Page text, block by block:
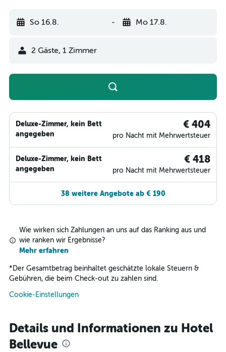
So 16.8. - Mo 17.8.
2 Gäste, 1 Zimmer
Deluxe-Zimmer, kein Bett
angegeben
€ 404
pro Nacht mit Mehrwertsteuer
Deluxe-Zimmer, kein Bett
angegeben
€ 418
pro Nacht mit Mehrwertsteuer
38 weitere Angebote ab € 190
Wie wirken sich Zahlungen an uns auf das Ranking aus und
wie ranken wir Ergebnisse?
Mehr erfahren
* Der Gesamtbetrag beinhaltet geschätzte lokale Steuern &
Gebühren, die beim Check-out zu zahlen sind.
Cookie-Einstellungen
Details und Informationen zu Hotel
Bellevue